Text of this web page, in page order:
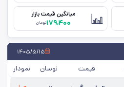
میانگین قیمت بازار
۱۷۹,۴۰۰تومان
۱۴۰۵/۵/۱۵
قیمت نوسان نمودار